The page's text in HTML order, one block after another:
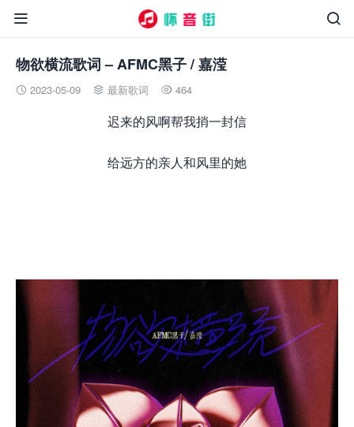


物欲横流歌词 – AFMC黑子 / 嘉滢
 2023-05-09  最新歌词  464
迟来的风啊帮我捎一封信
给远方的亲人和风里的她